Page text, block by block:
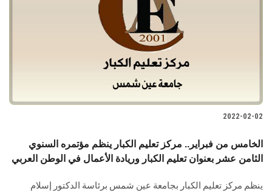
2022-02-02
الخامس من فبراير.. مركز تعليم الكبار ينظم مؤتمره السنوي
الثامن عشر بعنوان تعليم الكبار وريادة الأعمال في الوطن العربي
ينظم مركز تعليم الكبار بجامعة عين شمس برئاسة الدكتور إسلام